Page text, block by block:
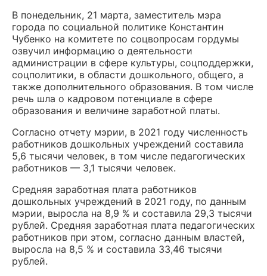
В понедельник, 21 марта, заместитель мэра
города по социальной политике Константин
Чубенко на комитете по соцвопросам гордумы
озвучил информацию о деятельности
администрации в сфере культуры, соцподдержки,
соцполитики, в области дошкольного, общего, а
также дополнительного образования. В том числе
речь шла о кадровом потенциале в сфере
образования и величине заработной платы.
Согласно отчету мэрии, в 2021 году численность
работников дошкольных учреждений составила
5,6 тысячи человек, в том числе педагогических
работников — 3,1 тысячи человек.
Средняя заработная плата работников
дошкольных учреждений в 2021 году, по данным
мэрии, выросла на 8,9 % и составила 29,3 тысячи
рублей. Средняя заработная плата педагогических
работников при этом, согласно данным властей,
выросла на 8,5 % и составила 33,46 тысячи
рублей.